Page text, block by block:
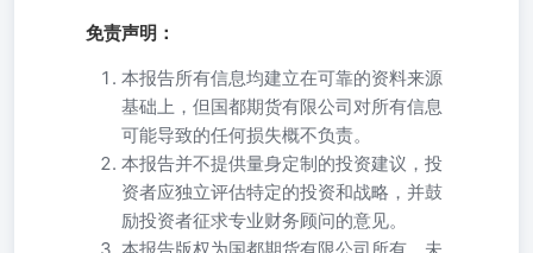
免责声明：
本报告所有信息均建立在可靠的资料来源
基础上，但国都期货有限公司对所有信息
可能导致的任何损失概不负责。
本报告并不提供量身定制的投资建议，投
资者应独立评估特定的投资和战略，并鼓
励投资者征求专业财务顾问的意见。